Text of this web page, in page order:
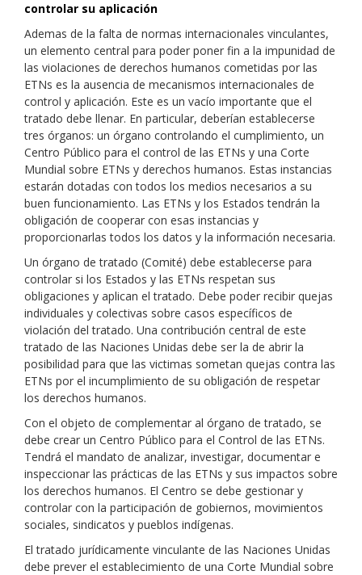
controlar su aplicación
Ademas de la falta de normas internacionales vinculantes,
un elemento central para poder poner fin a la impunidad de
las violaciones de derechos humanos cometidas por las
ETNs es la ausencia de mecanismos internacionales de
control y aplicación. Este es un vacío importante que el
tratado debe llenar. En particular, deberían establecerse
tres órganos: un órgano controlando el cumplimiento, un
Centro Público para el control de las ETNs y una Corte
Mundial sobre ETNs y derechos humanos. Estas instancias
estarán dotadas con todos los medios necesarios a su
buen funcionamiento. Las ETNs y los Estados tendrán la
obligación de cooperar con esas instancias y
proporcionarlas todos los datos y la información necesaria.
Un órgano de tratado (Comité) debe establecerse para
controlar si los Estados y las ETNs respetan sus
obligaciones y aplican el tratado. Debe poder recibir quejas
individuales y colectivas sobre casos específicos de
violación del tratado. Una contribución central de este
tratado de las Naciones Unidas debe ser la de abrir la
posibilidad para que las victimas sometan quejas contra las
ETNs por el incumplimiento de su obligación de respetar
los derechos humanos.
Con el objeto de complementar al órgano de tratado, se
debe crear un Centro Público para el Control de las ETNs.
Tendrá el mandato de analizar, investigar, documentar e
inspeccionar las prácticas de las ETNs y sus impactos sobre
los derechos humanos. El Centro se debe gestionar y
controlar con la participación de gobiernos, movimientos
sociales, sindicatos y pueblos indígenas.
El tratado jurídicamente vinculante de las Naciones Unidas
debe prever el establecimiento de una Corte Mundial sobre